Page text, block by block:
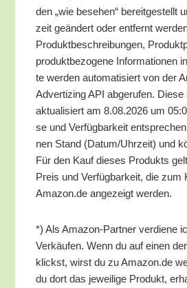
den „wie bese­hen“ bereit­ge­stellt
zeit geän­dert oder ent­fernt
Pro­dukt­be­schrei­bun­gen,
pro­dukt­be­zo­ge­ne Infor­ma­tio­nen
te wer­den auto­ma­ti­siert von der
Adver­tiz­ing API abge­ru­fen.
aktua­li­siert am 8.08.2026 um
se und Ver­füg­bar­keit
nen Stand (Datum/​Uhrzeit) und
Für den Kauf die­ses Pro­dukts
Preis und Ver­füg­bar­keit, die zum
Amazon.de ange­zeigt werden.
*) Als Ama­zon-Part­ner ver­die­ne
Ver­käu­fen. Wenn du auf einen
klickst, wirst du zu Amazon.de
du dort das jewei­li­ge Pro­dukt,